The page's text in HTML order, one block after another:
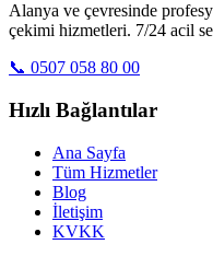
Alanya ve çevresinde
çekimi hizmetleri. 7/24 acil
📞 0507 058 80 00
Hızlı Bağlantılar
Ana Sayfa
Tüm Hizmetler
Blog
İletişim
KVKK